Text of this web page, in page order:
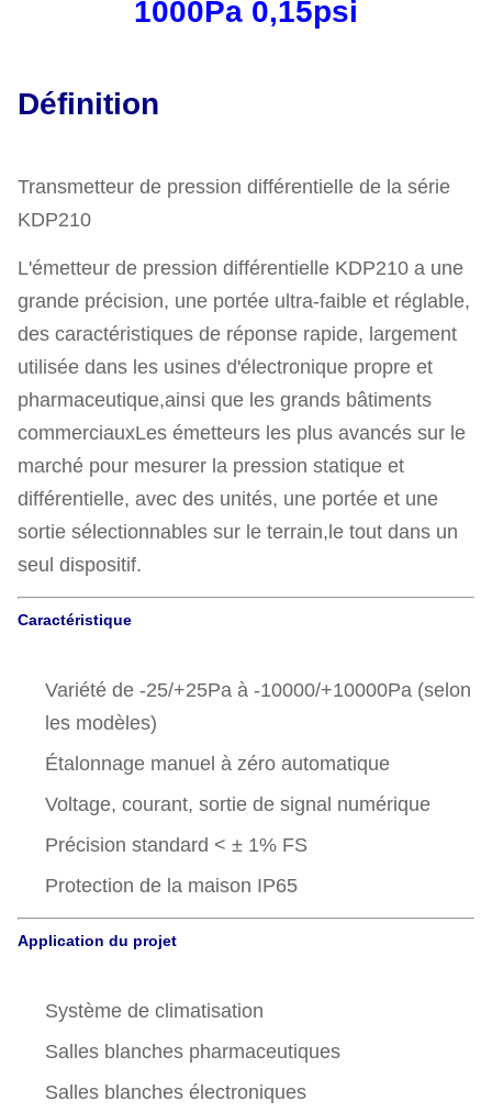
1000Pa 0,15psi
Définition
Transmetteur de pression différentielle de la série
KDP210
L'émetteur de pression différentielle KDP210 a une
grande précision, une portée ultra-faible et réglable,
des caractéristiques de réponse rapide, largement
utilisée dans les usines d'électronique propre et
pharmaceutique,ainsi que les grands bâtiments
commerciauxLes émetteurs les plus avancés sur le
marché pour mesurer la pression statique et
différentielle, avec des unités, une portée et une
sortie sélectionnables sur le terrain,le tout dans un
seul dispositif.
Caractéristique
Variété de -25/+25Pa à -10000/+10000Pa (selon
les modèles)
Étalonnage manuel à zéro automatique
Voltage, courant, sortie de signal numérique
Précision standard < ± 1% FS
Protection de la maison IP65
Application du projet
Système de climatisation
Salles blanches pharmaceutiques
Salles blanches électroniques